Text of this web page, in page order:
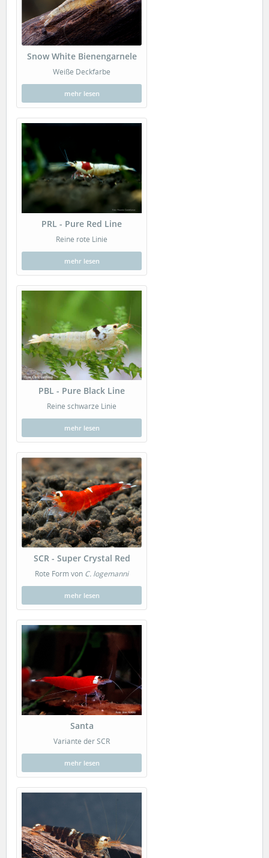
Snow White Bienengarnele
Weiße Deckfarbe
mehr lesen
PRL - Pure Red Line
Reine rote Linie
mehr lesen
PBL - Pure Black Line
Reine schwarze Linie
mehr lesen
SCR - Super Crystal Red
Rote Form von C. logemanni
mehr lesen
Santa
Variante der SCR
mehr lesen